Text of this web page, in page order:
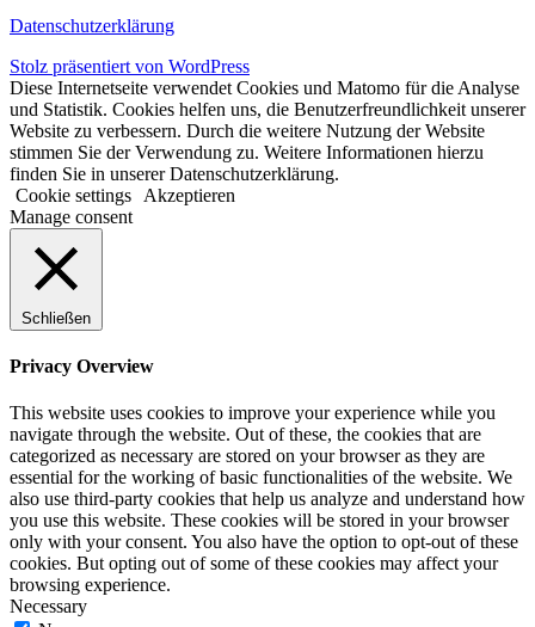
Datenschutzerklärung
Stolz präsentiert von WordPress
Diese Internetseite verwendet Cookies und Matomo für die Analyse
und Statistik. Cookies helfen uns, die Benutzerfreundlichkeit unserer
Website zu verbessern. Durch die weitere Nutzung der Website
stimmen Sie der Verwendung zu. Weitere Informationen hierzu
finden Sie in unserer Datenschutzerklärung.
Cookie settings
Akzeptieren
Manage consent
Schließen
Privacy Overview
This website uses cookies to improve your experience while you
navigate through the website. Out of these, the cookies that are
categorized as necessary are stored on your browser as they are
essential for the working of basic functionalities of the website. We
also use third-party cookies that help us analyze and understand how
you use this website. These cookies will be stored in your browser
only with your consent. You also have the option to opt-out of these
cookies. But opting out of some of these cookies may affect your
browsing experience.
Necessary